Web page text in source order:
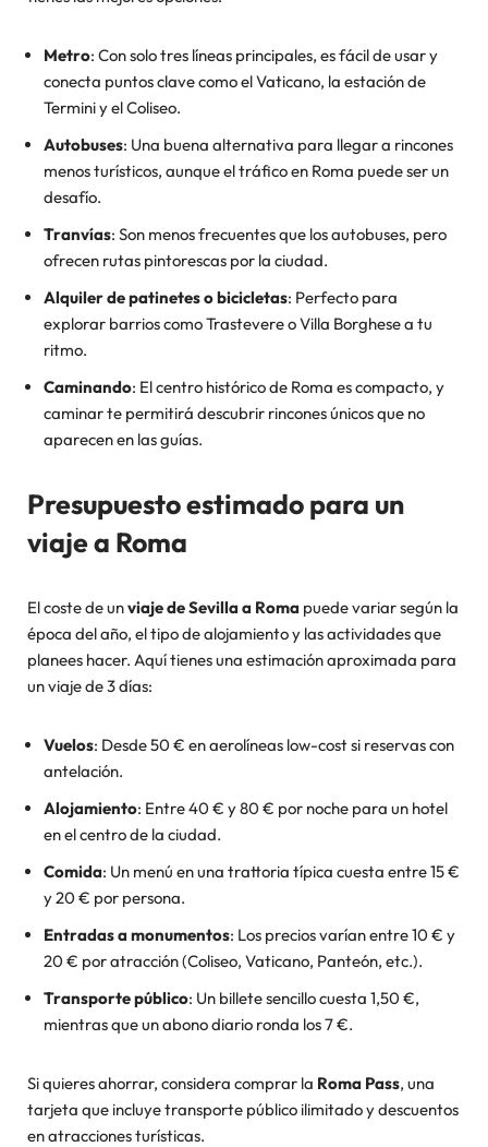
Metro: Con solo tres líneas principales, es fácil de usar y
conecta puntos clave como el Vaticano, la estación de
Termini y el Coliseo.
Autobuses: Una buena alternativa para llegar a rincones
menos turísticos, aunque el tráfico en Roma puede ser un
desafío.
Tranvías: Son menos frecuentes que los autobuses, pero
ofrecen rutas pintorescas por la ciudad.
Alquiler de patinetes o bicicletas: Perfecto para
explorar barrios como Trastevere o Villa Borghese a tu
ritmo.
Caminando: El centro histórico de Roma es compacto, y
caminar te permitirá descubrir rincones únicos que no
aparecen en las guías.
Presupuesto estimado para un
viaje a Roma
El coste de unviaje de Sevilla a Roma puede variar según la
época del año, el tipo de alojamiento y las actividades que
planees hacer. Aquí tienes una estimación aproximada para
un viaje de 3 días:
Vuelos: Desde 50 € en aerolíneas low-cost si reservas con
antelación.
Alojamiento: Entre 40 € y 80 € por noche para un hotel
en el centro de la ciudad.
Comida: Un menú en una trattoria típica cuesta entre 15 €
y 20 € por persona.
Entradas a monumentos: Los precios varían entre 10 € y
20 € por atracción (Coliseo, Vaticano, Panteón, etc.).
Transporte público: Un billete sencillo cuesta 1,50 €,
mientras que un abono diario ronda los 7 €.
Si quieres ahorrar, considera comprar la Roma Pass, una
tarjeta que incluye transporte público ilimitado y descuentos
en atracciones turísticas.